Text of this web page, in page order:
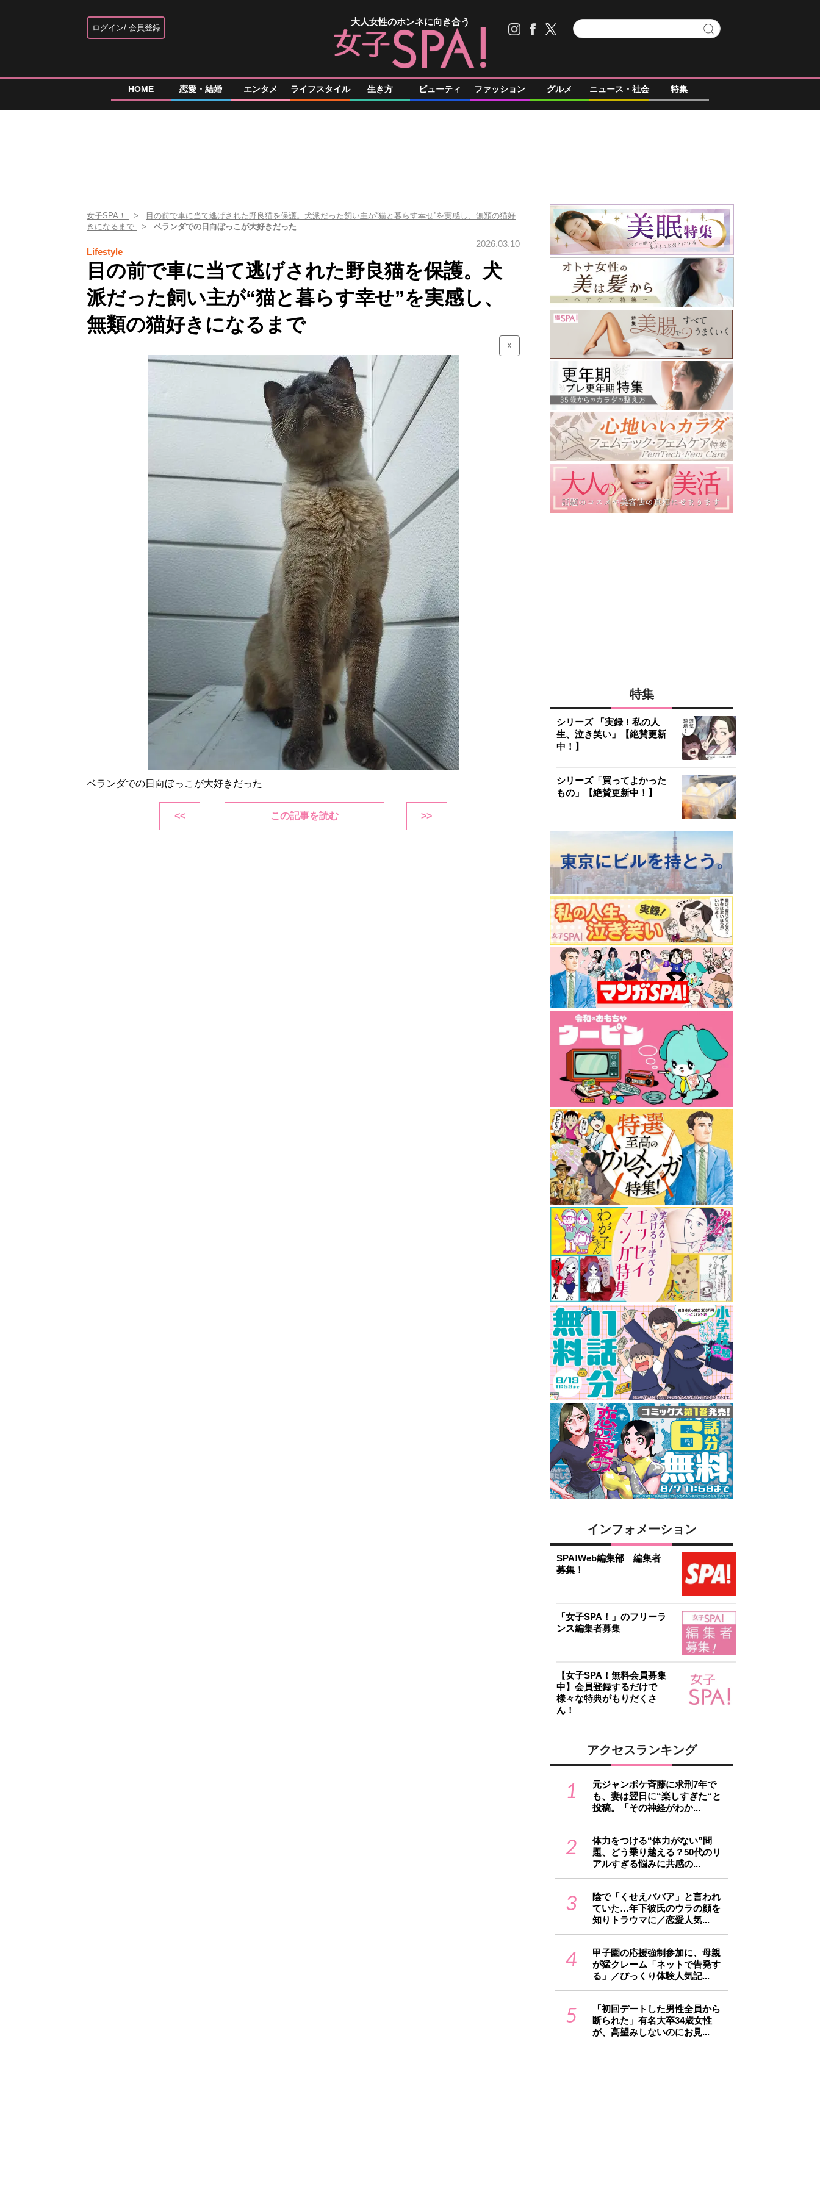
ログイン 会員登録
大人女性のホンネに向き合う
HOME 恋愛・結婚 エンタメ ライフスタイル 生き方 ビューティ ファッション グルメ ニュース・社会 特集
女子SPA！
目の前で車に当て逃げされた野良猫を保護。犬派だった飼い主が“猫と暮らす幸せ”を実感し、無類の猫好
きになるまで
ベランダでの日向ぼっこが大好きだった
Lifestyle
2026.03.10
目の前で車に当て逃げされた野良猫を保護。犬
派だった飼い主が“猫と暮らす幸せ”を実感し、
無類の猫好きになるまで
☓
ベランダでの日向ぼっこが大好きだった
<< この記事を読む >>
特集
シリーズ 「実録！私の人
生、泣き笑い」【絶賛更新
中！】
シリーズ「買ってよかった
もの」【絶賛更新中！】
インフォメーション
SPA!Web編集部 編集者
募集！
「女子SPA！」のフリーラ
ンス編集者募集
【女子SPA！無料会員募集
中】会員登録するだけで
様々な特典がもりだくさ
ん！
アクセスランキング
1
元ジャンポケ斉藤に求刑7年で
も、妻は翌日に“楽しすぎた“と
投稿。「その神経がわか...
2
体力をつける“体力がない”問
題、どう乗り越える？50代のリ
アルすぎる悩みに共感の...
3
陰で「くせえババア」と言われ
ていた…年下彼氏のウラの顔を
知りトラウマに／恋愛人気...
4
甲子園の応援強制参加に、母親
が猛クレーム「ネットで告発す
る」／びっくり体験人気記...
5
「初回デートした男性全員から
断られた」有名大卒34歳女性
が、高望みしないのにお見...